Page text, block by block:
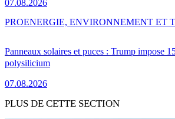
07.08.2026
Panneaux solaires et puces : Trump impose
polysilicium
07.08.2026
PROENERGIE, ENVIRONNEMENT ET
PLUS DE CETTE SECTION